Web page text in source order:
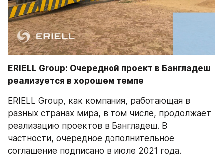
ERIELL Group: Очередной проект в Бангладеш
реализуется в хорошем темпе
ERIELL Group, как компания, работающая в
разных странах мира, в том числе, продолжает
реализацию проектов в Бангладеш. В
частности, очередное дополнительное
соглашение подписано в июле 2021 года.